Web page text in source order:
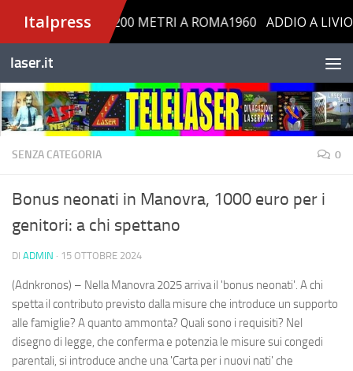
Salta al contenuto
laser.it
SENZA CATEGORIA 0
Bonus neonati in Manovra, 1000 euro per i
genitori: a chi spettano
DI ADMIN · 15 OTTOBRE 2024
(Adnkronos) – Nella Manovra 2025 arriva il 'bonus neonati'. A chi
spetta il contributo previsto dalla misure che introduce un supporto
alle famiglie? A quanto ammonta? Quali sono i requisiti? Nel
disegno di legge, che conferma e potenzia le misure sui congedi
parentali, si introduce anche una 'Carta per i nuovi nati' che